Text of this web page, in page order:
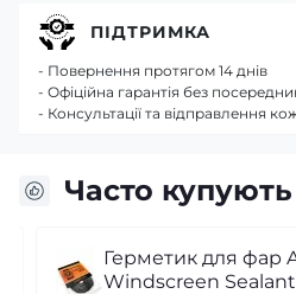
Часто
Герметик для фар
Windscreen Sealant)
ПІДТРИМКА
- Повернення протягом 14 днів
- Офіційна гарантія без
- Консультації та відправлення